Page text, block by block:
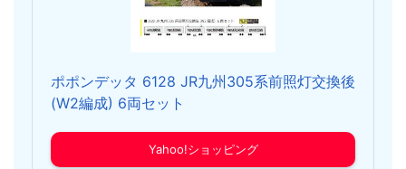
ポポンデッタ 6128 JR九州305系前照灯交換後
(W2編成) 6両セット
Yahoo!ショッピング